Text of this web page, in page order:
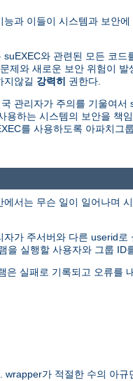
능과 이들이 시스템과 보안
와 관련된 모든 코
제와 새로운 보안 위험이
지않길 강력히 권한다.
관리자가 주의를 기울여서
하는 시스템의 보안을 책
를 사용하도록 아파치그
서는 무슨 일이 일어나며
가 주서버와 다른 userid로
실행할 사용자와 그룹 ID
실패로 기록되고 오류를
가 적절한 수의 아